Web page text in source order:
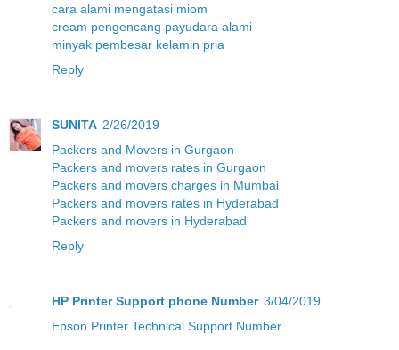
cara alami mengatasi miom
cream pengencang payudara alami
minyak pembesar kelamin pria
Reply
SUNITA 2/26/2019
Packers and Movers in Gurgaon
Packers and movers rates in Gurgaon
Packers and movers charges in Mumbai
Packers and movers rates in Hyderabad
Packers and movers in Hyderabad
Reply
HP Printer Support phone Number 3/04/2019
Epson Printer Technical Support Number